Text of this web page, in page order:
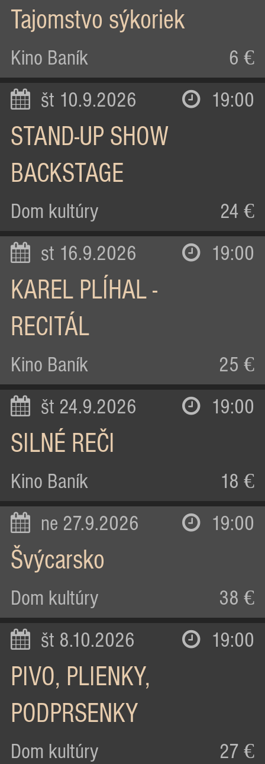
Tajomstvo sýkoriek
Kino Baník 6 €
št 10.9.2026 19:00
STAND-UP SHOW
BACKSTAGE
Dom kultúry 24 €
st 16.9.2026 19:00
KAREL PLÍHAL -
RECITÁL
Kino Baník 25 €
št 24.9.2026 19:00
SILNÉ REČI
Kino Baník 18 €
ne 27.9.2026 19:00
Švýcarsko
Dom kultúry 38 €
št 8.10.2026 19:00
PIVO, PLIENKY,
PODPRSENKY
Dom kultúry 27 €